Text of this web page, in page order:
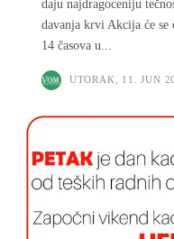
daju najdragoceniju
davanja krvi Akcija će
14 časova u...
UTORAK, 11. JUN